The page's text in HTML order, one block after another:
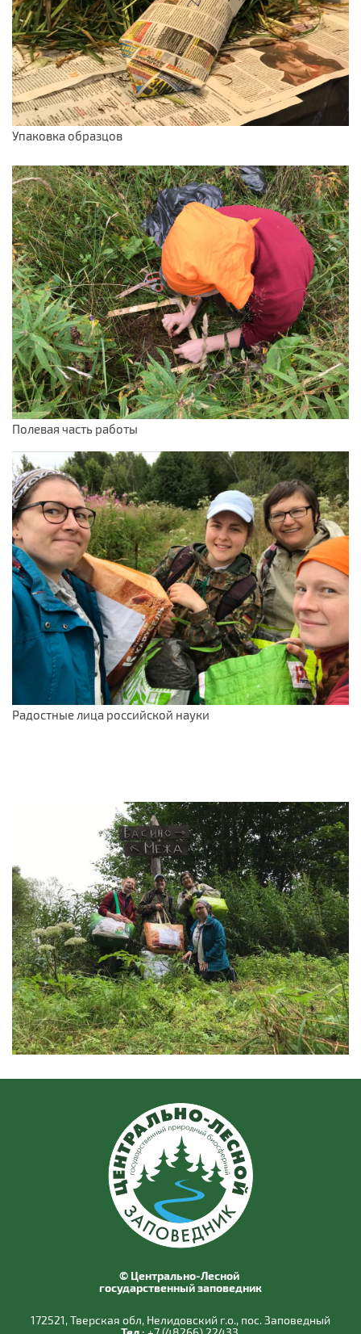
Упаковка образцов
Полевая часть работы
Радостные лица российской науки
© Центрально-Лесной
государственный заповедник
172521, Тверская обл, Нелидовский г.о., пос. Заповедный